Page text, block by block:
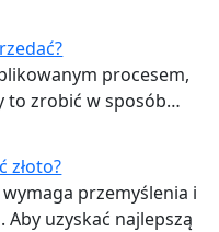
procesem,
to zrobić w sposób…
złoto?
przemyślenia i
uzyskać najlepszą